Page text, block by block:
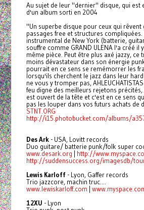
Au sujet de leur "dernier" disque, qui est
d'un album sorti en 2004
"Un superbe disque pour ceux qui
passages free et structures compliquées.
instrumental de New York (batterie,
souffre comme GRAND ULENA l'a créé il
même pièce. Peut être plus axé jazzy, ce
moins dévastateur dans son énergie
pourrait en ce sens se remémorrer les
lorsqu'ils cherchent le jazz dans leur
ne vous y tromper pas,
feu digne des meilleurs rejetons précités,
est ouvert de la tête et c'est en ce sens
pas les louper dans vos futurs achats de
STNT.ORG
http://i15.photobucket.com/albums/
Des Ark- USA, Lovitt records
Duo guitare/ batterie punk/folk super
www.desark.org
http://
http://suddensuccess.org/imagesdb/
Lewis Karloff - Lyon, Gaffer records
Trio jazzcore, machin truc....
www.lewiskarloff.com
12XU - Lyon